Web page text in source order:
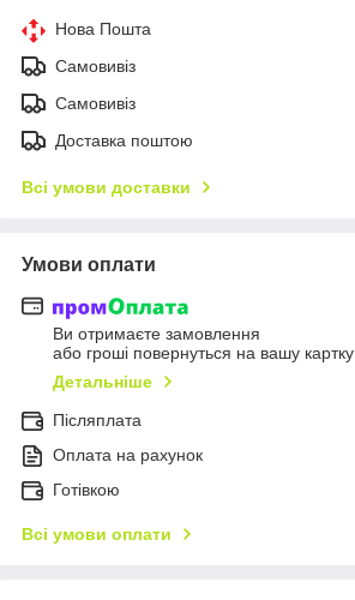
Нова Пошта
Самовивіз
Самовивіз
Доставка поштою
Всі умови доставки
Умови оплати
Ви отримаєте замовлення
або гроші повернуться на вашу картку
Детальніше
Післяплата
Оплата на рахунок
Готівкою
Всі умови оплати